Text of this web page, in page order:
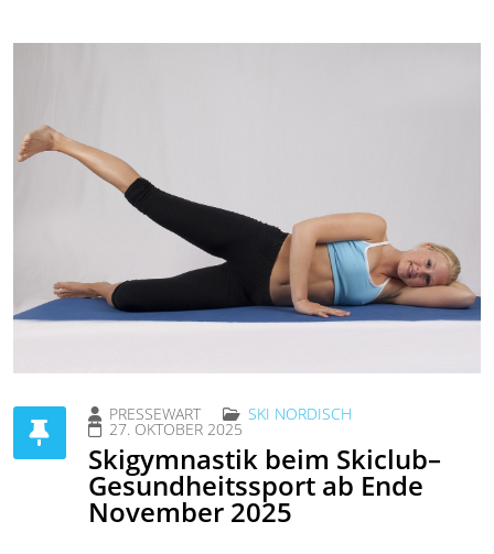
PRESSEWART SKI NORDISCH
27. OKTOBER 2025
Skigymnastik beim Skiclub–
Gesundheitssport ab Ende
November 2025